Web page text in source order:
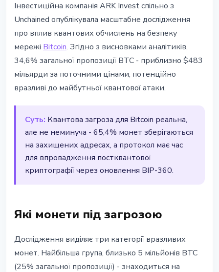
ARK Invest: 34,6% Bitcoin під
загрозою від квантових
комп'ютерів
13 березня 2026 р.2 хв читання
Наталія Дорофєєва
Інвестиційна компанія ARK Invest спільно з
Unchained опублікувала масштабне дослідження
про вплив квантових обчислень на безпеку
мережі Bitcoin. Згідно з висновками аналітиків,
34,6% загальної пропозиції BTC - приблизно $483
мільярди за поточними цінами, потенційно
вразливі до майбутньої квантової атаки.
Суть: Квантова загроза для Bitcoin реальна,
але не неминуча - 65,4% монет зберігаються
на захищених адресах, а протокол має час
для впровадження постквантової
криптографії через оновлення BIP-360.
Які монети під загрозою
Дослідження виділяє три категорії вразливих
монет. Найбільша група, близько 5 мільйонів BTC
(25% загальної пропозиції) - знаходиться на